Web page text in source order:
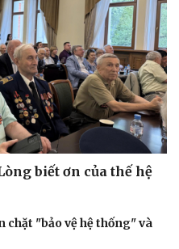
biết ơn của thế hệ
chặt "bảo vệ hệ thống" và